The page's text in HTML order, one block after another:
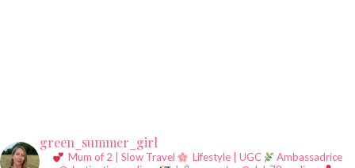
green_summer_girl
Mum of 2 | Slow Travel Lifestyle | UGC
Ambassadrice